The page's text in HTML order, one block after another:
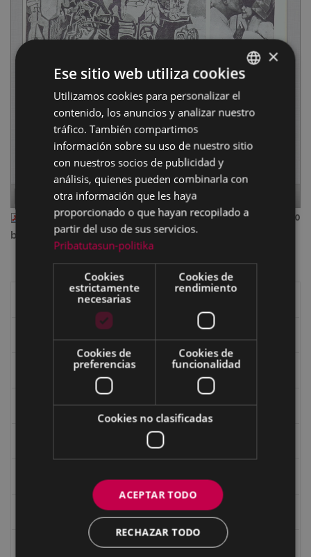
Page 1 of16
II_80_dic_227.pdf— PDF document, 12.90 MB (13523080
bytes)
Libros de Eibar
Goi Argi
Revista "Gure Herria"
Documentos y artículos
BASQUE
SPANISH
×
Ese sitio web utiliza cookies
Utilizamos cookies para personalizar el
contenido, los anuncios y analizar nuestro
tráfico. También compartimos
información sobre su uso de nuestro sitio
con nuestros socios de publicidad y
análisis, quienes pueden combinarla con
otra información que les haya
proporcionado o que hayan recopilado a
partir del uso de sus servicios.
Pribatutasun-politika
Cookies
estrictamente
necesarias
Cookies de
rendimiento
Cookies de
preferencias
Cookies de
funcionalidad
Cookies no clasificadas
ACEPTAR TODO
RECHAZAR TODO